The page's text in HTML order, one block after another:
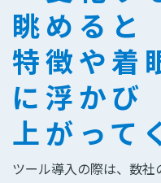
眺めると
特徴や着
に浮かび
上がって
ツール導入の際は、数